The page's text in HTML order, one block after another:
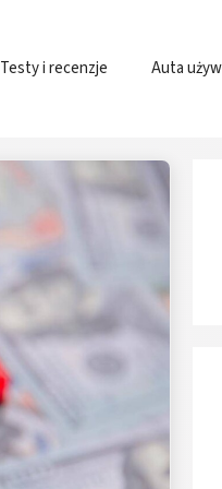
Testy i recenzje Auta